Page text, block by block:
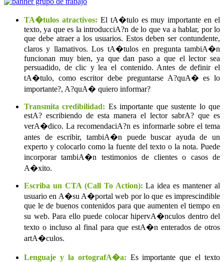
TA�tulos atractivos: El tA�tulo es muy importante en el
texto, ya que es la introducciA?n de lo que va a hablar, por lo
que debe atraer a los usuarios. Estos deben ser contundente,
claros y llamativos. Los tA�tulos en pregunta tambiA�n
funcionan muy bien, ya que dan paso a que el lector sea
persuadido, de clic y lea el contenido. Antes de definir el
tA�tulo, como escritor debe preguntarse A?quA� es lo
importante?, A?quA� quiero informar?
Transmita credibilidad: Es importante que sustente lo que
estA? escribiendo de esta manera el lector sabrA? que es
verA�dico. La recomendaciA?n es informarle sobre el tema
antes de escribir, tambiA�n puede buscar ayuda de un
experto y colocarlo como la fuente del texto o la nota. Puede
incorporar tambiA�n testimonios de clientes o casos de
A�xito.
Escriba un CTA (Call To Action): La idea es mantener al
usuario en A�su A�portal web por lo que es imprescindible
que le de buenos contenidos para que aumenten el tiempo en
su web. Para ello puede colocar hipervA�nculos dentro del
texto o incluso al final para que estA�n enterados de otros
artA�culos.
Lenguaje y la ortografA�a: Es importante que el texto